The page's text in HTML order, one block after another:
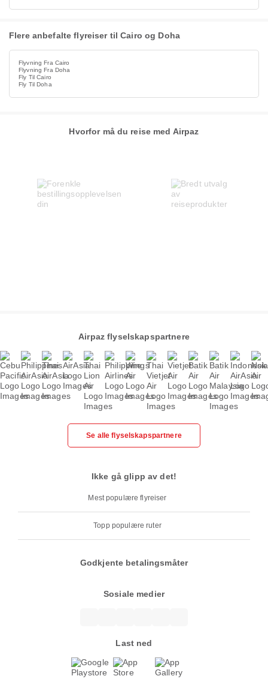
Flere anbefalte flyreiser til Cairo og Doha
Flyvning Fra Cairo
Flyvning Fra Doha
Fly Til Cairo
Fly Til Doha
Hvorfor må du reise med Airpaz
Airpaz flyselskapspartnere
Se alle flyselskapspartnere
Ikke gå glipp av det!
Mest populære flyreiser
Topp populære ruter
Godkjente betalingsmåter
Sosiale medier
Last ned